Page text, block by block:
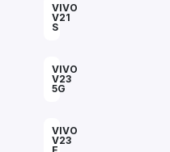
VIVO
V21
S
VIVO
V23
5G
VIVO
V23